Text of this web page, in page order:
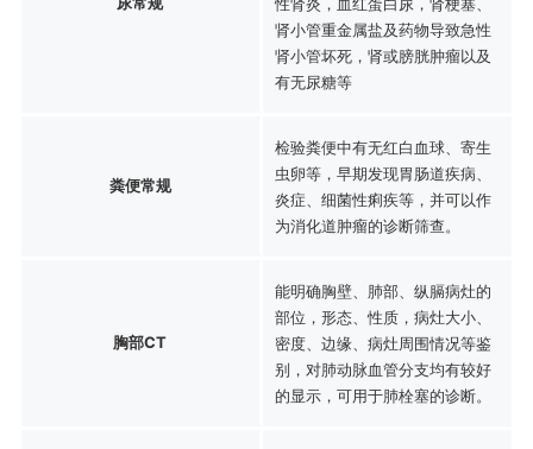
肾小管重金属盐及药物导致急性
肾小管坏死，肾或膀胱肿瘤以及
有无尿糖等
粪便常规
检验粪便中有无红白血球、寄生
虫卵等，早期发现胃肠道疾病、
炎症、细菌性痢疾等，并可以作
为消化道肿瘤的诊断筛查。
胸部CT
能明确胸壁、肺部、纵膈病灶的
部位，形态、性质，病灶大小、
密度、边缘、病灶周围情况等鉴
别，对肺动脉血管分支均有较好
的显示，可用于肺栓塞的诊断。